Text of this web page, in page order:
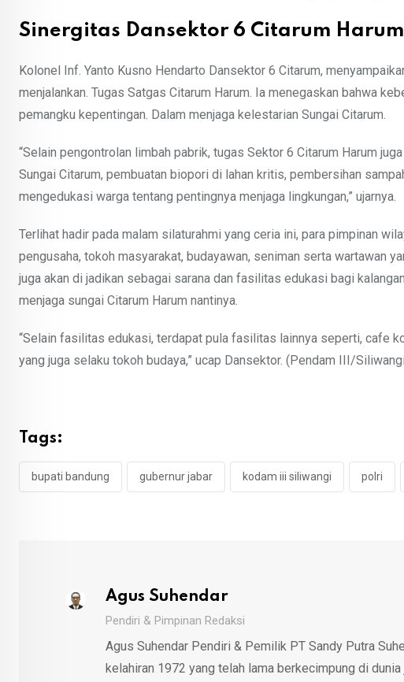
Sinergitas Dansektor 6 Citarum Harum
Kolonel Inf. Yanto Kusno Hendarto Dansektor 6 Citarum,
menjalankan. Tugas Satgas Citarum Harum. Ia menegaskan bahwa
pemangku kepentingan. Dalam menjaga kelestarian Sungai Citarum.
“Selain pengontrolan limbah pabrik, tugas Sektor 6 Citarum Harum
Sungai Citarum, pembuatan biopori di lahan kritis, pembersihan
mengedukasi warga tentang pentingnya menjaga lingkungan,” ujarnya.
Terlihat hadir pada malam silaturahmi yang ceria ini, para pimpinan
pengusaha, tokoh masyarakat, budayawan, seniman serta wartawan
juga akan di jadikan sebagai sarana dan fasilitas edukasi bagi
menjaga sungai Citarum Harum nantinya.
“Selain fasilitas edukasi, terdapat pula fasilitas lainnya seperti, cafe
yang juga selaku tokoh budaya,” ucap Dansektor. (Pendam III/
Tags:
bupati bandung gubernur jabar kodam iii siliwangi polri
Agus Suhendar
Pendiri & Pimpinan Redaksi
Agus Suhendar Pendiri & Pemilik PT Sandy Putra
kelahiran 1972 yang telah lama berkecimpung di